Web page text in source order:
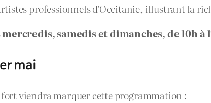
professionnels d’Occitanie, illustrant la
mercredis, samedis et dimanches, de 10h à
mai
viendra marquer cette programmation :